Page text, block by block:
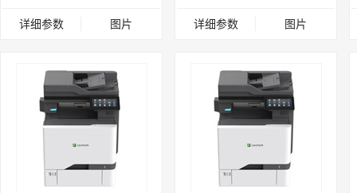
详细参数 图片 详细参数 图片